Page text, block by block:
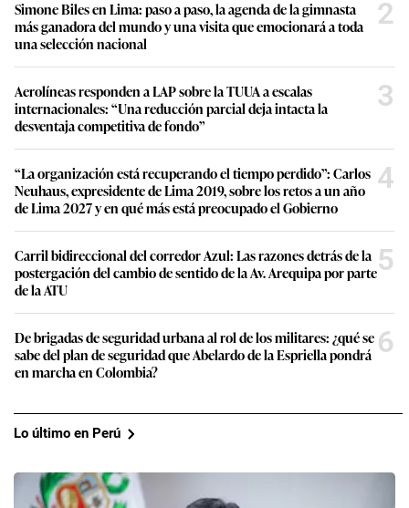
Simone Biles en Lima: paso a paso, la agenda de la gimnasta
más ganadora del mundo y una visita que emocionará a toda
una selección nacional
2
Aerolíneas responden a LAP sobre la TUUA a escalas
internacionales: “Una reducción parcial deja intacta la
desventaja competitiva de fondo”
3
“La organización está recuperando el tiempo perdido”: Carlos
Neuhaus, expresidente de Lima 2019, sobre los retos a un año
de Lima 2027 y en qué más está preocupado el Gobierno
4
Carril bidireccional del corredor Azul: Las razones detrás de la
postergación del cambio de sentido de la Av. Arequipa por parte
de la ATU
5
De brigadas de seguridad urbana al rol de los militares: ¿qué se
sabe del plan de seguridad que Abelardo de la Espriella pondrá
en marcha en Colombia?
6
Lo último en Perú